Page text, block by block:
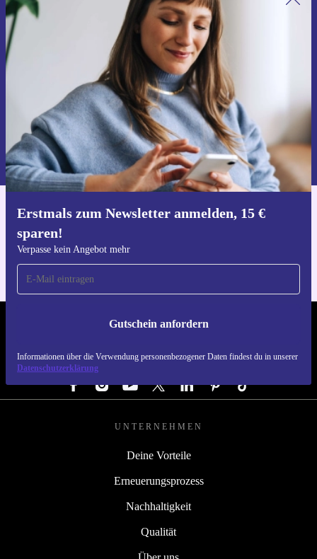
Erstmals zum Newsletter anmelden, 15 €
sparen!
Verpasse kein Angebot mehr
Gutschein anfordern
Informationen über die Verwendung personenbezogener Daten findest du in unserer
Datenschutzerklärung
Erstmals zum Newsletter anmelden,
15 € sparen!
Verpasse kein Angebot mehr.
Gutschein anfordern
Informationen über die Verwendung personenbezogener Daten findest
du in unserer
Datenschutzerklärung.
Hol dir die refurbed-App
REFURBED DEUTSCHLAND - RETHINK NEW.
FOLGE UNS
UNTERNEHMEN
Deine Vorteile
Erneuerungsprozess
Nachhaltigkeit
Qualität